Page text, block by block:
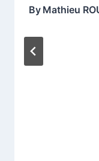
By Mathieu